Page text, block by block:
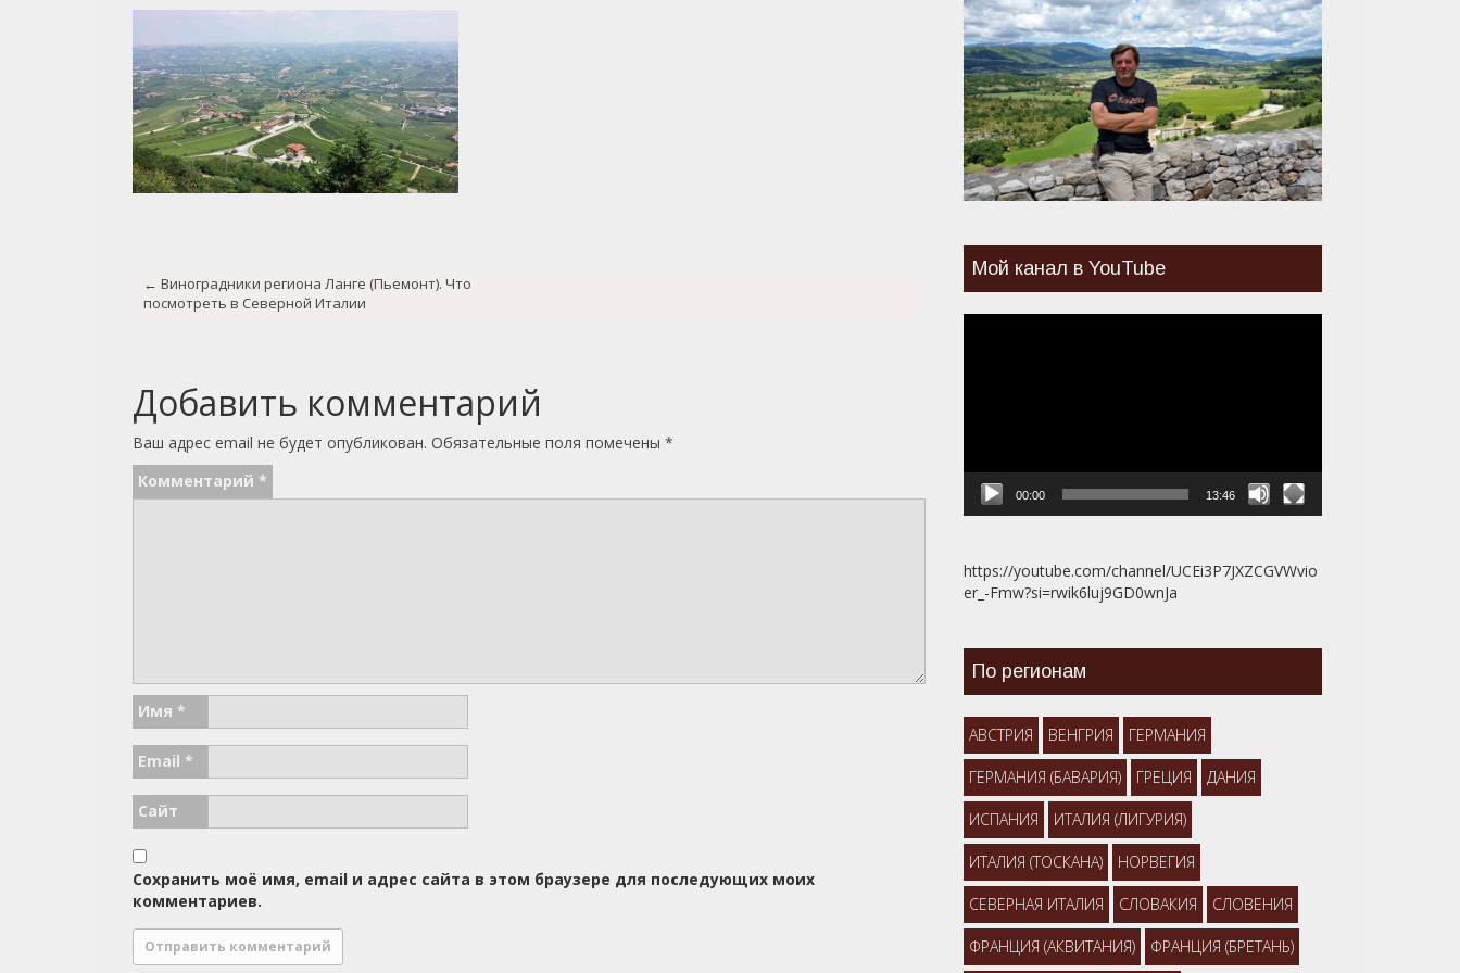
navigation
← Виноградники региона Ланге (Пьемонт). Что
посмотреть в Северной Италии
Добавить комментарий
Ваш адрес email не будет опубликован. Обязательные поля помечены *
Комментарий *
Имя *
Email *
Сайт
Сохранить моё имя, email и адрес сайта в этом браузере для последующих моих
комментариев.
Мой канал в YouTube
00:00 13:46
https://youtube.com/channel/UCEi3P7JXZCGVWvio
er_-Fmw?si=rwik6luj9GD0wnJa
По регионам
АВСТРИЯ ВЕНГРИЯ ГЕРМАНИЯ
ГЕРМАНИЯ (БАВАРИЯ) ГРЕЦИЯ ДАНИЯ
ИСПАНИЯ ИТАЛИЯ (ЛИГУРИЯ)
ИТАЛИЯ (ТОСКАНА) НОРВЕГИЯ
СЕВЕРНАЯ ИТАЛИЯ СЛОВАКИЯ СЛОВЕНИЯ
ФРАНЦИЯ (АКВИТАНИЯ) ФРАНЦИЯ (БРЕТАНЬ)